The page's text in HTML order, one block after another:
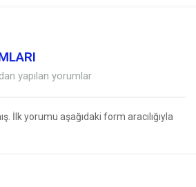
yapılan yorumlar
İlk yorumu aşağıdaki form aracılığıyla